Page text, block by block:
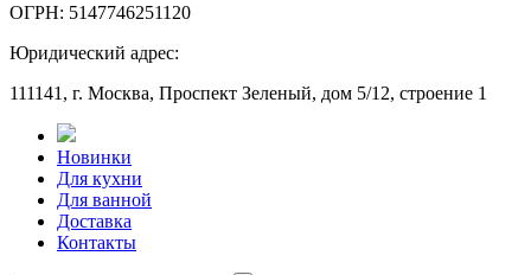
ОГРН: 5147746251120
Юридический адрес:
111141, г. Москва, Проспект Зеленый, дом 5/12, строение 1
Новинки
Для кухни
Для ванной
Доставка
Контакты